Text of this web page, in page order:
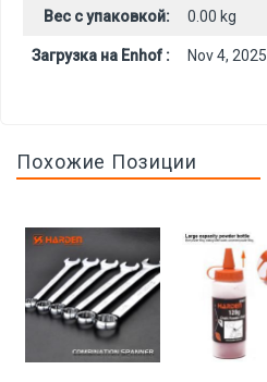
Вес с упаковкой: 0.00 kg
Загрузка на Enhof : Nov 4, 2025
Похожие Позиции